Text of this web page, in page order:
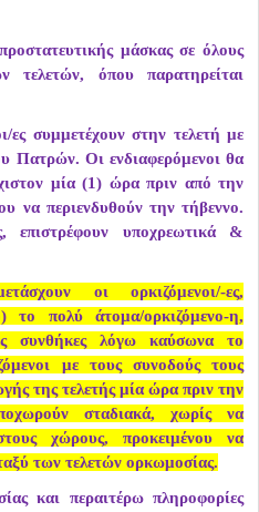
μάσκας σε όλους
τελετών, όπου παρατηρείται
συμμετέχουν στην τελετή με
Πατρών. Οι ενδιαφερόμενοι θα
μία (1) ώρα πριν από την
να περιενδυθούν την τήβεννο.
υποχρεωτικά &
οι ορκιζόμενοι/-ες,
το πολύ άτομα/ορκιζόμενο-η,
συνθήκες λόγω καύσωνα το
με τους συνοδούς τους
της τελετής μία ώρα πριν την
σταδιακά, χωρίς να
χώρους, προκειμένου να
των τελετών ορκωμοσίας.
και περαιτέρω πληροφορίες